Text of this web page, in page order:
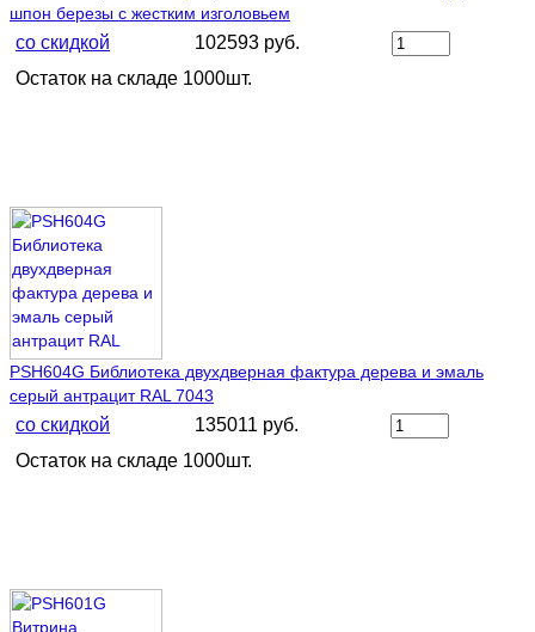
шпон березы с жестким изголовьем
со скидкой
102593 руб.
Остаток на складе 1000шт.
PSH604G Библиотека двухдверная фактура дерева и эмаль
серый антрацит RAL 7043
со скидкой
135011 руб.
Остаток на складе 1000шт.